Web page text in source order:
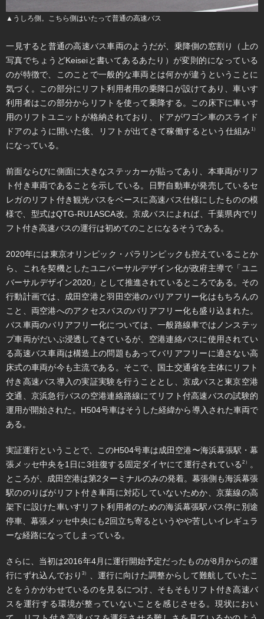
▲うしろ側。こちら側はいたって普通の高速バス
​一見すると普通の高速バス車両のようだが、乗降側の窓割り（上の
写真でちょうどKeiseiと書いてあるあたり）が変則的になっている
のが特徴で、このことで一般的な車両とは何かが違うということに
気づく。この部分にリフト利用者用の乗降口が設けてあり、車いす
利用者はこの部分からリフトを使って乗降する。この床下に車いす
用のリフトユニットが格納されており、ドアがワゴン車のスライド
ドアのように開いた後、リフトが出てきて稼働するという仕組み 1）
になっている。
前面ならびに側面に大きなステッカーが貼ってあり、本車両がリフ
ト付き車両であることを示している。日野自動車が発売しているセ
レガのリフト付き観光バスをベースに高速バス仕様にしたものの模
様で、型式はQTG-RU1ASCA改。京成バスによれば、千葉県内でリ
フト付き高速バスの運行は初めてのことになるそうである。
​​2020年には東京オリンピック・パラリンピックも控えていることか
ら、これを契機としたユニバーサルデザイン化が政府主導で「ユニ
バーサルデザイン2020」として推進されているところである。その
行動計画では、成田空港と羽田空港のバリアフリー化はもちろんの
こと、両空港へのアクセスバスのバリアフリー化も盛り込まれた。
バス車両のバリアフリー化については、一般路線車ではノンステッ
プ車両がだいぶ浸透してきているが、空港連絡バスに使用されてい
る高速バス車両は構造上の問題もあってバリアフリーに適さない高
床式の車両が今も主流である。そこで、国土交通省を主体にリフト
付き高速バス導入の実証実験を行うこととし、京成バスと東京空港
交通、京浜急行バスの空港連絡路線にてリフト付高速バスの試験的
運用が開始された。H504号車はそうした経緯から導入された車両で
ある。
​実証運行ということで、このH504号車は成田空港〜海浜幕張駅・幕
張メッセ中央を1日に3往復する固定ダイヤにて運行されている2）
。
ところが、成田空港は第2ターミナルのみの発着。幕張側も海浜幕張
駅ののりばがリフト付き車両に対応していないためか、京葉線の高
架下に設けた車いすリフト利用者のための海浜幕張駅バス停に別途
停車、幕張メッセ中央にも2回立ち寄るというやや苦しいイレギュラ
ーな経路になってしまっている。
さらに、当初は2016年4月に運行開始予定だったものが8月からの運
行にずれ込んでおり 3）
、運行に向けた調整からして難航していたこ
とをうかがわせているのを見るにつけ、そもそもリフト付き高速バ
スを運行する環境が整っていないことを感じさせる。現状におい